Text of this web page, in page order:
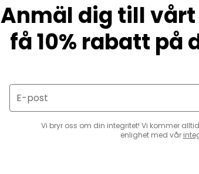
Anmäl dig till
få 10% rabatt på
E-post
Vi bryr oss om din integritet! Vi kommer
enlighet med vår